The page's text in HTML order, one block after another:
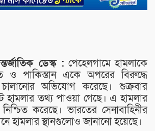
ডেস্ক : পেহেলগামে হামলাকে
ও পাকিস্তান একে অপরের বিরুদ্ধে
চালানোর অভিযোগ করেছে। শুক্রবার
হামলার তথ্য পাওয়া গেছে। এ হামলার
করেছে। ভারতের সেনাবাহিনীর
হামলার স্থানগুলোও জানানো হয়েছে।